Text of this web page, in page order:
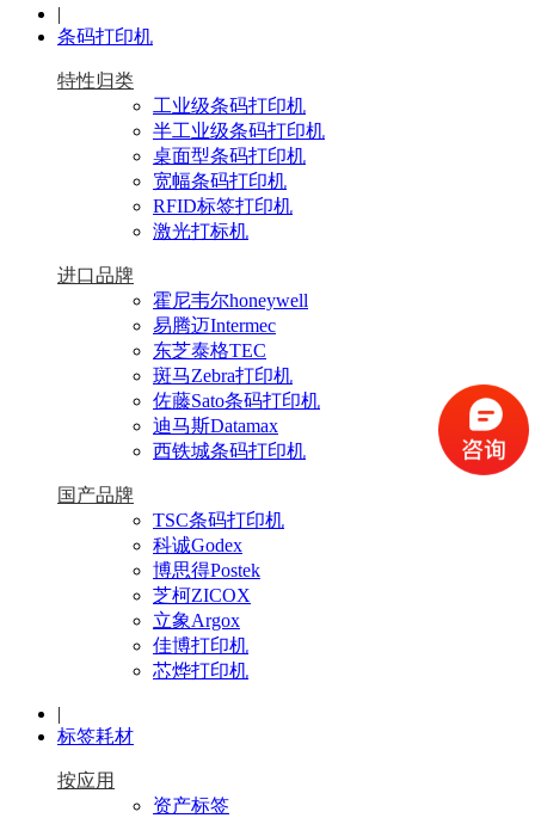
|
条码打印机
特性归类
工业级条码打印机
半工业级条码打印机
桌面型条码打印机
宽幅条码打印机
RFID标签打印机
激光打标机
进口品牌
霍尼韦尔honeywell
易腾迈Intermec
东芝泰格TEC
斑马Zebra打印机
佐藤Sato条码打印机
迪马斯Datamax
西铁城条码打印机
国产品牌
TSC条码打印机
科诚Godex
博思得Postek
芝柯ZICOX
立象Argox
佳博打印机
芯烨打印机
|
标签耗材
按应用
资产标签